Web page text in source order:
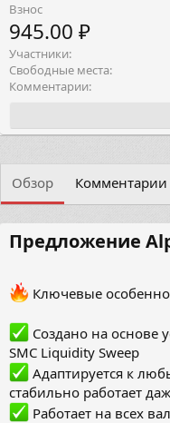
Взнос
945.00 ₽
Участники
Свободные места
Комментарии
Обзор Комментарии
Предложение
Ключевые
Создано на основе
SMC Liquidity Sweep
Адаптируется к
стабильно работает
Работает на всех